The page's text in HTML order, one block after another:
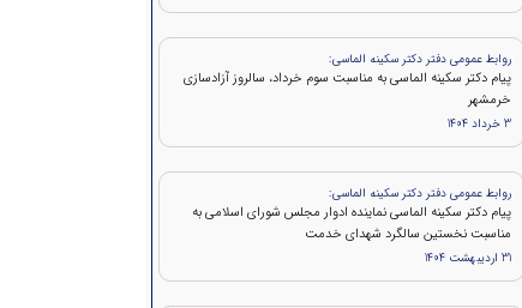
روابط عمومی دفتر دکتر سکینه الماسی:
پیام دکتر سکینه الماسی به مناسبت سوم خرداد، سالروز آزادسازی
خرمشهر
3 خرداد 1404
روابط عمومی دفتر دکتر سکینه الماسی:
پیام دکتر سکینه الماسی نماینده ادوار مجلس شورای اسلامی به
مناسبت نخستین سالگرد شهدای خدمت
31 اردیبهشت 1404